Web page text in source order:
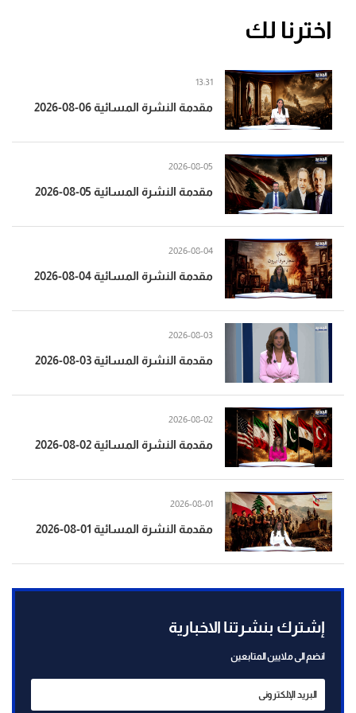
اخترنا لك
مقدمة النشرة المسائية 06-08-2026
13:31
مقدمة النشرة المسائية 05-08-2026
2026-08-05
مقدمة النشرة المسائية 04-08-2026
2026-08-04
مقدمة النشرة المسائية 03-08-2026
2026-08-03
مقدمة النشرة المسائية 02-08-2026
2026-08-02
مقدمة النشرة المسائية 01-08-2026
2026-08-01
إشترك بنشرتنا الاخبارية
انضم الى ملايين المتابعين